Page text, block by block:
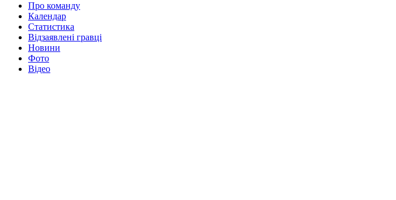
Про команду
Календар
Статистика
Відзаявлені гравці
Новини
Фото
Відео